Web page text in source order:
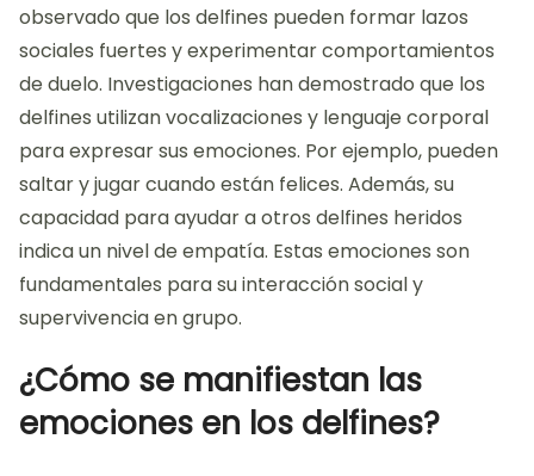
observado que los delfines pueden formar lazos
sociales fuertes y experimentar comportamientos
de duelo. Investigaciones han demostrado que los
delfines utilizan vocalizaciones y lenguaje corporal
para expresar sus emociones. Por ejemplo, pueden
saltar y jugar cuando están felices. Además, su
capacidad para ayudar a otros delfines heridos
indica un nivel de empatía. Estas emociones son
fundamentales para su interacción social y
supervivencia en grupo.
¿Cómo se manifiestan las
emociones en los delfines?